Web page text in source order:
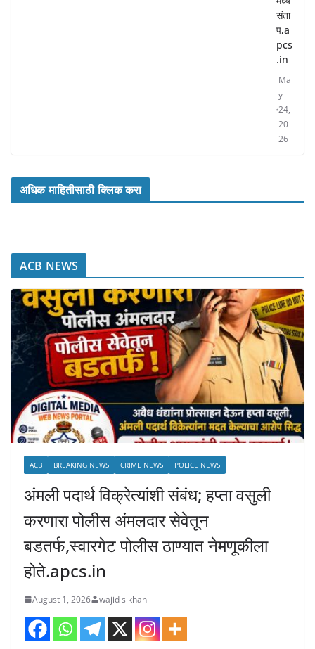
संता
प,a
pcs
.in
Ma
y
24,
20
26
अधिक माहितीसाठी क्लिक करा
ACB NEWS
ACB BREAKING NEWS CRIME NEWS POLICE NEWS
अंमली पदार्थ विक्रेत्यांशी संबंध; हप्ता वसुली
करणारा पोलीस अंमलदार सेवेतून
बडतर्फ,स्वारगेट पोलीस ठाण्यात नेमणूकीला
होते.apcs.in
August 1, 2026 wajid s khan